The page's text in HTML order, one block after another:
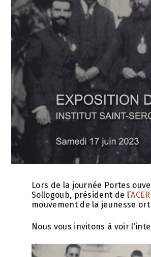
Lors de la journée Portes
Sollogoub, président de l’
mouvement de la jeunesse
Nous vous invitons à voir